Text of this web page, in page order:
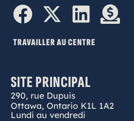
TRAVAILLER AU CENTRE
SITE PRINCIPAL
290, rue Dupuis
Ottawa, Ontario K1L 1A2
Lundi au vendredi